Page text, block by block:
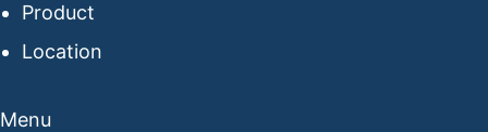
Product
Location
Menu